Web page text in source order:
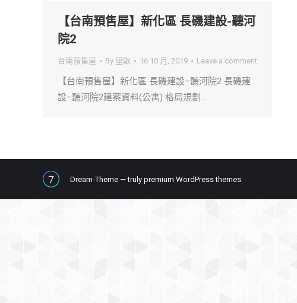
【台南預售屋】新化區 長磯建設-聽河
院2
台南預售屋 By 里歐 16 10 月, 2019 Leave a comment
【台南預售屋】新化區 長磯建設–聽河院2 長磯建
設–聽河院2建案資料(公寓) 格局規劃…
Dream-Theme — truly premium WordPress themes